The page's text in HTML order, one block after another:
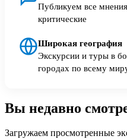
Публикуем все
критические
Широкая география
Экскурсии и туры в
городах по всему
Вы недавно
Загружаем просмотренные